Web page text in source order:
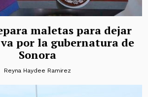
maletas para dejar
por la gubernatura de
Sonora
Reyna Haydee Ramirez